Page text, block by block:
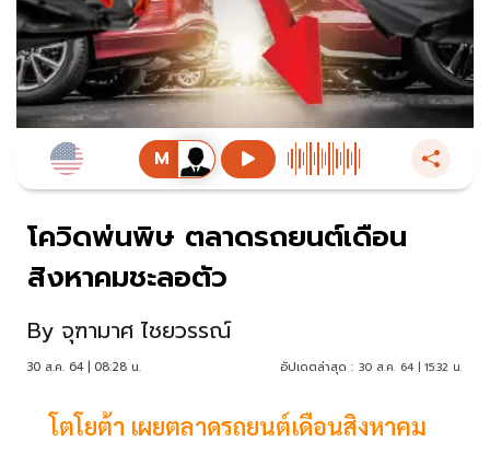
โควิดพ่นพิษ ตลาดรถยนต์เดือน
สิงหาคมชะลอตัว
By จุฑามาศ ไชยวรรณ์
30 ส.ค. 64 | 08:28 น. อัปเดตล่าสุด : 30 ส.ค. 64 | 15:32 น.
โตโยต้า เผยตลาดรถยนต์เดือนสิงหาคม